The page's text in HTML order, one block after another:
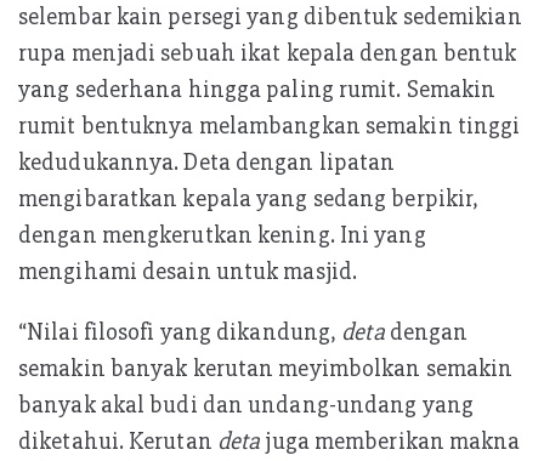
selembar kain persegi yang dibentuk sedemikian
rupa menjadi sebuah ikat kepala dengan bentuk
yang sederhana hingga paling rumit. Semakin
rumit bentuknya melambangkan semakin tinggi
kedudukannya. Deta dengan lipatan
mengibaratkan kepala yang sedang berpikir,
dengan mengkerutkan kening. Ini yang
mengihami desain untuk masjid.
“Nilai filosofi yang dikandung, detadengan
semakin banyak kerutan meyimbolkan semakin
banyak akal budi dan undang-undang yang
diketahui. Kerutan deta juga memberikan makna